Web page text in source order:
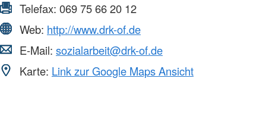
Telefax: 069 75 66 20 12
Web: http://www.drk-of.de
E-Mail: sozialarbeit@drk-of.de
Karte: Link zur Google Maps Ansicht